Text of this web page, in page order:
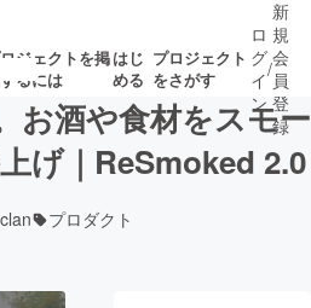
ジェクトを掲
るには
はじ
める
プロジェクト
をさがす
募集終了が近いプ
ロジェクト
ロ
グ
イ
ン
/
新
規
会
員
登
録
お酒や食材をスモー
げ｜ReSmoked 2.0
プロダクト